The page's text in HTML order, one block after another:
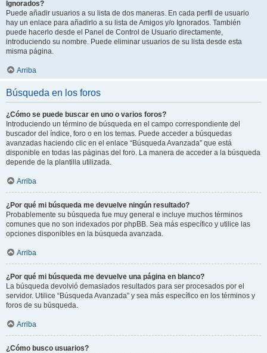
Ignorados?
Puede añadir usuarios a su lista de dos maneras. En cada perfil de usuario
hay un enlace para añadirlo a su lista de Amigos y/o Ignorados. También
puede hacerlo desde el Panel de Control de Usuario directamente,
introduciendo su nombre. Puede eliminar usuarios de su lista desde esta
misma página.
Arriba
Búsqueda en los foros
¿Cómo se puede buscar en uno o varios foros?
Introduciendo un término de búsqueda en el campo correspondiente del
buscador del índice, foro o en los temas. Puede acceder a búsquedas
avanzadas haciendo clic en el enlace “Búsqueda Avanzada” que está
disponible en todas las páginas del foro. La manera de acceder a la búsqueda
depende de la plantilla utilizada.
Arriba
¿Por qué mi búsqueda me devuelve ningún resultado?
Probablemente su búsqueda fue muy general e incluye muchos términos
comunes que no son indexados por phpBB. Sea más específico y utilice las
opciones disponibles en la búsqueda avanzada.
Arriba
¿Por qué mi búsqueda me devuelve una página en blanco?
La búsqueda devolvió demasiados resultados para ser procesados por el
servidor. Utilice “Búsqueda Avanzada” y sea más específico en los términos y
foros de su búsqueda.
Arriba
¿Cómo busco usuarios?